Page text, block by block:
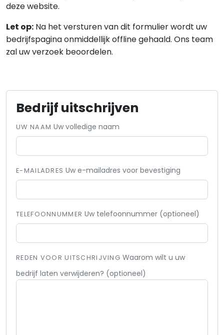
deze website.
Let op: Na het versturen van dit formulier wordt uw
bedrijfspagina onmiddellijk offline gehaald. Ons team
zal uw verzoek beoordelen.
Bedrijf uitschrijven
UW NAAM Uw volledige naam
E-MAILADRES Uw e-mailadres voor bevestiging
TELEFOONNUMMER Uw telefoonnummer (optioneel)
REDEN VOOR UITSCHRIJVING Waarom wilt u uw
bedrijf laten verwijderen? (optioneel)